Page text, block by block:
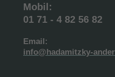
Mobil:
01 71 - 4 82 56 82
Email:
info@hadamitzky-